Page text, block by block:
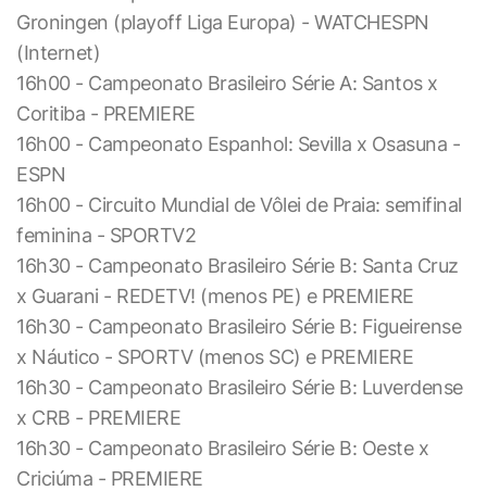
Groningen (playoff Liga Europa) - WATCHESPN
(Internet)
16h00 - Campeonato Brasileiro Série A: Santos x
Coritiba - PREMIERE
16h00 - Campeonato Espanhol: Sevilla x Osasuna -
ESPN
16h00 - Circuito Mundial de Vôlei de Praia: semifinal
feminina - SPORTV2
16h30 - Campeonato Brasileiro Série B: Santa Cruz
x Guarani - REDETV! (menos PE) e PREMIERE
16h30 - Campeonato Brasileiro Série B: Figueirense
x Náutico - SPORTV (menos SC) e PREMIERE
16h30 - Campeonato Brasileiro Série B: Luverdense
x CRB - PREMIERE
16h30 - Campeonato Brasileiro Série B: Oeste x
Criciúma - PREMIERE